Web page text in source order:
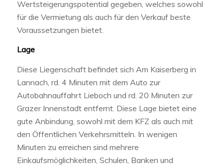
Wertsteigerungspotential gegeben, welches sowohl
für die Vermietung als auch für den Verkauf beste
Voraussetzungen bietet.
Lage
Diese Liegenschaft befindet sich Am Kaiserberg in
Lannach, rd. 4 Minuten mit dem Auto zur
Autobahnauffahrt Lieboch und rd. 20 Minuten zur
Grazer Innenstadt entfernt. Diese Lage bietet eine
gute Anbindung, sowohl mit dem KFZ als auch mit
den Öffentlichen Verkehrsmitteln. In wenigen
Minuten zu erreichen sind mehrere
Einkaufsmöglichkeiten, Schulen, Banken und